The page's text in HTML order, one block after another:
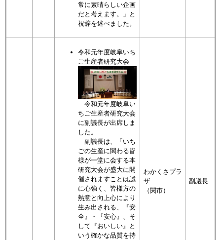
常に素晴らしい企画
だと考えます。」と
祝辞を述べました。
令和元年度岐阜いち
ご生産者研究大会
令和元年度岐阜い
ちご生産者研究大会
に副議長が出席しま
した。
副議長は、「いち
ごの生産に関わる皆
様が一堂に会する本
研究大会が盛大に開
催されますことは誠
に心強く、皆様方の
熱意と向上心により
生み出される、『安
全』・『安心』、そ
して『おいしい』と
いう確かな品質を持
わかくさプラ
ザ
（関市）
副議長